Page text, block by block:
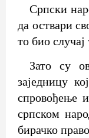
Српски
да оствари
то био
Зато су
заједницу
спровођење
српском
бирачко